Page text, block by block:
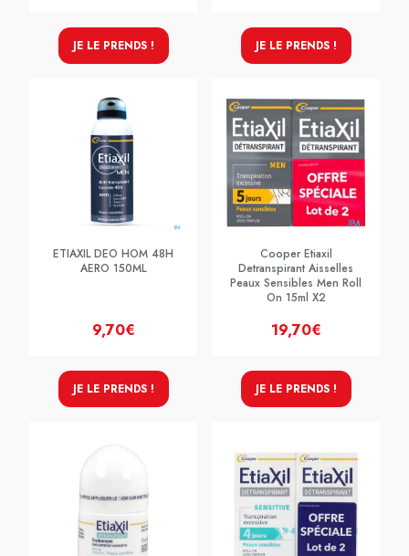
JE LE PRENDS ! JE LE PRENDS !
ETIAXIL DEO HOM 48H
AERO 150ML
9,70€
JE LE PRENDS !
Cooper Etiaxil
Detranspirant Aisselles
Peaux Sensibles Men Roll
On 15ml X2
19,70€
JE LE PRENDS !